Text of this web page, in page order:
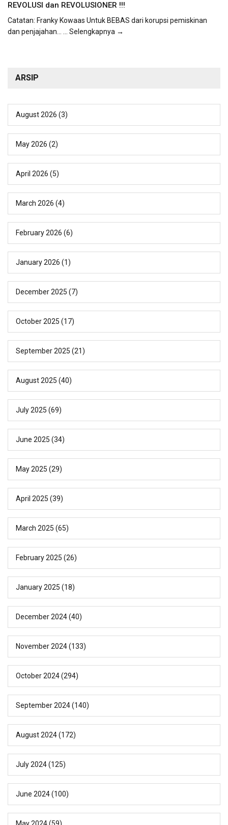
REVOLUSI dan REVOLUSIONER !!!
Catatan: Franky Kowaas Untuk BEBAS dari korupsi pemiskinan
dan penjajahan...
... Selengkapnya →
ARSIP
August 2026 (3)
May 2026 (2)
April 2026 (5)
March 2026 (4)
February 2026 (6)
January 2026 (1)
December 2025 (7)
October 2025 (17)
September 2025 (21)
August 2025 (40)
July 2025 (69)
June 2025 (34)
May 2025 (29)
April 2025 (39)
March 2025 (65)
February 2025 (26)
January 2025 (18)
December 2024(40)
November 2024(133)
October 2024(294)
September 2024(140)
August 2024(172)
July 2024(125)
June 2024(100)
May 2024(59)